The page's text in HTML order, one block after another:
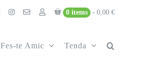
0 items 0,00 €
Fes-te Amic Tenda